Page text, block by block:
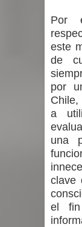
Por
este
de
por
Chile,
a
una
clave
el fin